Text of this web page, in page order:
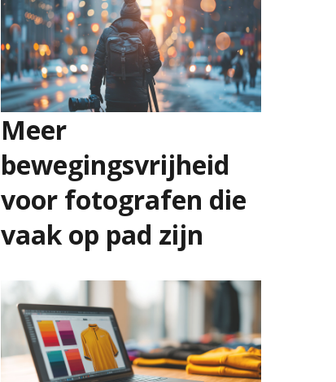
Meer
bewegingsvrijheid
voor fotografen die
vaak op pad zijn